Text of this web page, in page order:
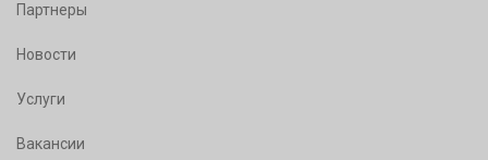
Партнеры
Новости
Услуги
Вакансии